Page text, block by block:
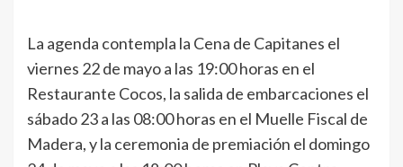
La agenda contempla la Cena de Capitanes el
viernes 22 de mayo a las 19:00 horas en el
Restaurante Cocos, la salida de embarcaciones el
sábado 23 a las 08:00 horas en el Muelle Fiscal de
Madera, y la ceremonia de premiación el domingo